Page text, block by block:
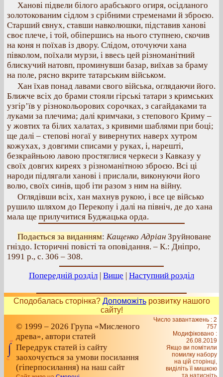
Ханові підвели білого арабського огиря, осідланого
золотокованим сідлом з срібними стременами й зброєю.
Старший євнух, ставши навколюшки, підставив ханові
своє плече, і той, обіпершись на нього ступнею, скочив
на коня н поїхав із двору. Слідом, оточуючи хана
півколом, поїхали мурзи, і ввесь цей різноманітний
блискучий натовп, проминувши базар, виїхав за браму
на поле, рясно вкрите татарським військом.
Хан їхав понад лавами свого війська, оглядаючи його.
Ближче всіх до брами стояли гірські татари з кримських
узгір’їв у різнокольорових сорочках, з сагайдаками та
луками за плечима; далі кримчаки, з степового Криму –
у жовтих та білих халатах, з кривими шаблями при боці;
ще далі – степові ногаї у вивернутих наверх хутром
кожухах, з довгими списами у руках, і, нарешті,
безкрайньою лавою простяглися черкеси з Кавказу у
своїх довгих киреях з різноманітною зброєю. Всі ці
народи підлягали ханові і прислали, виконуючи його
волю, своїх синів, щоб іти разом з ним на війну.
Оглядівши всіх, хан махнув рукою, і все це військо
рушило шляхом до Перекопу і далі на північ, де до хана
мала ще прилучитися Буджацька орда.
Подається за виданням: Кащенко Адріан Зруйноване
гніздо. Історичні повісті та оповідання. – К.: Дніпро,
1991 р., с. 306 – 308.
Попередній розділ | Вище | Наступний розділ
Сподобалась сторінка? Допоможітьрозвитку нашого
сайту!
© 1999 – 2026 Група «Мисленого
древа», автори статей
Передрук статей із сайту
заохочується за умови посилання
(гіперпосилання) на наш сайт
Число завантажень : 2
757
Модифіковано :
26.08.2019
Якщо ви помітили
помилку набору
на цiй сторiнцi,
видiлiть її мишкою
та натисніть